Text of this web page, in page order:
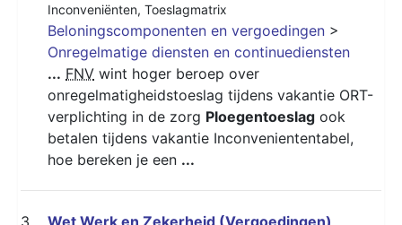
Inconveniënten, Toeslagmatrix
Beloningscomponenten en vergoedingen >
Onregelmatige diensten en continuediensten
... FNV wint hoger beroep over
onregelmatigheidstoeslag tijdens vakantie ORT-
verplichting in de zorg Ploegentoeslag ook
betalen tijdens vakantie Inconveniententabel,
hoe bereken je een ...
3. Wet Werk en Zekerheid (Vergoedingen)